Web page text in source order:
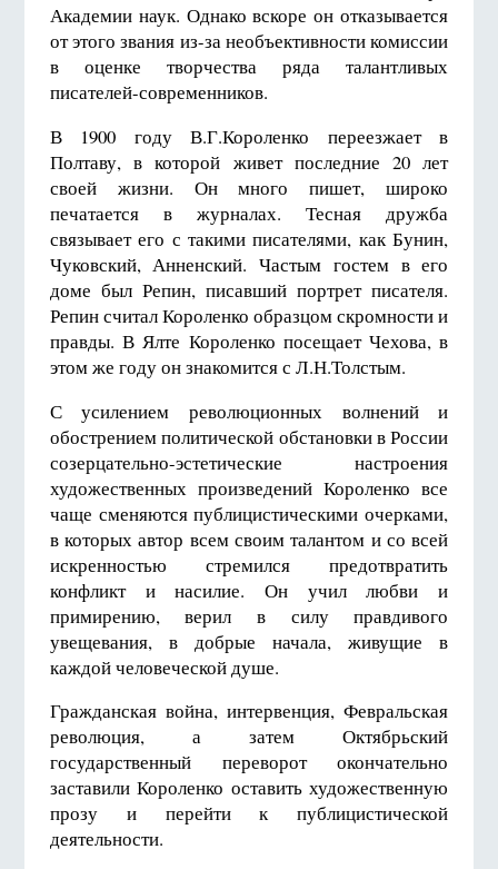
Академии наук. Однако вскоре он отказывается
от этого звания из-за необъективности комиссии
в оценке творчества ряда талантливых
писателей-современников.
В 1900 году В.Г.Короленко переезжает в
Полтаву, в которой живет последние 20 лет
своей жизни. Он много пишет, широко
печатается в журналах. Тесная дружба
связывает его с такими писателями, как Бунин,
Чуковский, Анненский. Частым гостем в его
доме был Репин, писавший портрет писателя.
Репин считал Короленко образцом скромности и
правды. В Ялте Короленко посещает Чехова, в
этом же году он знакомится с Л.Н.Толстым.
С усилением революционных волнений и
обострением политической обстановки в России
созерцательно-эстетические настроения
художественных произведений Короленко все
чаще сменяются публицистическими очерками,
в которых автор всем своим талантом и со всей
искренностью стремился предотвратить
конфликт и насилие. Он учил любви и
примирению, верил в силу правдивого
увещевания, в добрые начала, живущие в
каждой человеческой душе.
Гражданская война, интервенция, Февральская
революция, а затем Октябрьский
государственный переворот окончательно
заставили Короленко оставить художественную
прозу и перейти к публицистической
деятельности.